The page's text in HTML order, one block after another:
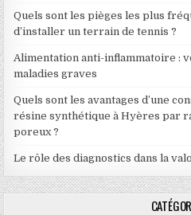
Quels sont les pièges les plus
d’installer un terrain de tennis ?
Alimentation anti-inflammatoire :
maladies graves
Quels sont les avantages d’une
résine synthétique à Hyères par
poreux ?
Le rôle des diagnostics dans la